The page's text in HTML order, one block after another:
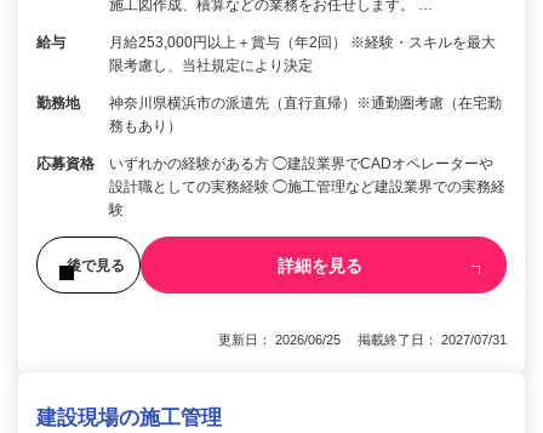
施工図作成、積算などの業務をお任せします。 …
給与
月給253,000円以上＋賞与（年2回） ※経験・スキルを最大
限考慮し、当社規定により決定
勤務地
神奈川県横浜市の派遣先（直行直帰）※通勤圏考慮（在宅勤
務もあり）
応募資格
いずれかの経験がある方 ◯建設業界でCADオペレーターや
設計職としての実務経験 ◯施工管理など建設業界での実務経
験
後で見る 詳細を見る
更新日： 2026/06/25 掲載終了日： 2027/07/31
建設現場の施工管理